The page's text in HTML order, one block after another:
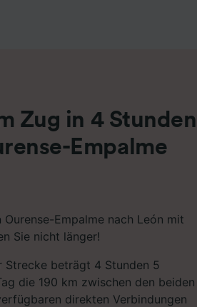
Zug in 4 Stunden
Empalme
Empalme nach León mit
Sie nicht länger!
Strecke beträgt 4 Stunden 5
die 190 km zwischen den beiden
direkten Verbindungen